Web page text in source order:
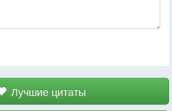
Лучшие цитаты